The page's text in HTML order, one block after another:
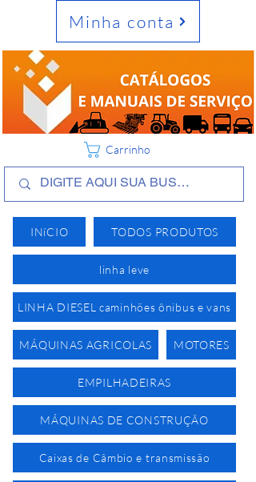
INíCIO TODOS PRODUTOS
linha leve
LINHA DIESEL caminhões ônibus e vans
MÁQUINAS AGRICOLAS MOTORES
EMPILHADEIRAS
MÁQUINAS DE CONSTRUÇÃO
Caixas de Câmbio e transmissão
Minha conta
Carrinho